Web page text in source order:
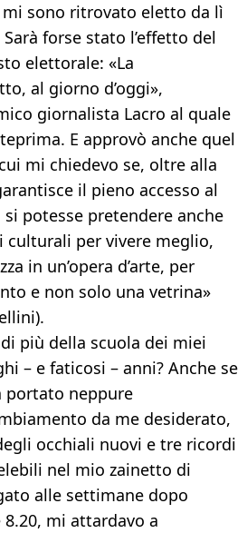
sono ritrovato eletto da lì
forse stato l’effetto del
elettorale: «La
al giorno d’oggi»,
giornalista Lacro al quale
E approvò anche quel
mi chiedevo se, oltre alla
il pieno accesso al
potesse pretendere anche
per vivere meglio,
in un’opera d’arte, per
e non solo una vetrina»
più della scuola dei miei
– e faticosi – anni? Anche se
portato neppure
da me desiderato,
occhiali nuovi e tre ricordi
nel mio zainetto di
alle settimane dopo
8.20, mi attardavo a